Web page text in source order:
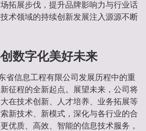
拓展步伐，提升品牌影响力与行业话
术领域的持续创新发展注入源源不断
数字化美好未来
省信息工程有限公司发展历程中的重
征程的全新起点。展望未来，公司将
在技术创新、人才培养、业务拓展等
新技术、新模式，深化与各行业的合
优质、高效、智能的信息技术服务，